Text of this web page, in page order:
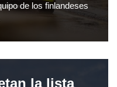
de los finlandeses
la lista